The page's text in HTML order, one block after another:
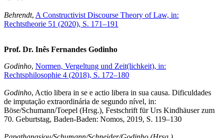
Behrendt, A Constructivist Discourse Theory of Law, in:
Rechtstheorie 51 (2020), S. 171–191
Prof. Dr. Inês Fernandes Godinho
Godinho, Normen, Vergeltung und Zeit(lichkeit), in:
Rechtsphilosophie 4 (2018), S. 172–180
Godinho, Actio libera in se e actio libera in sua causa. Dificuldades
de imputação extraordinária de segundo nível, in:
Böse/Schumann/Toepel (Hrsg.), Festschrift für Urs Kindhäuser zum
70. Geburtstag, Baden-Baden: Nomos, 2019, S. 119–130